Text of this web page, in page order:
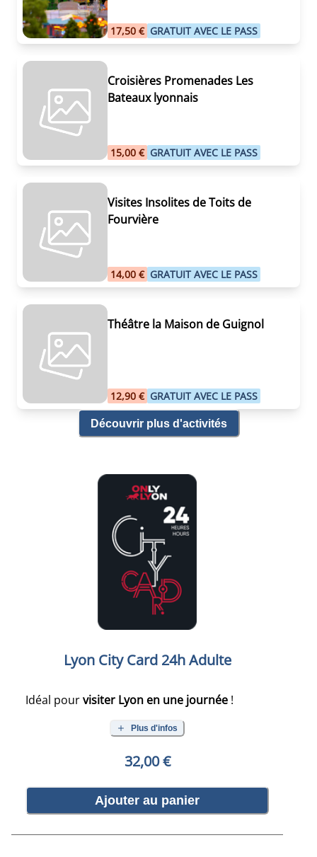
17,50 € GRATUIT AVEC LE PASS
Croisières Promenades Les
Bateaux lyonnais
15,00 € GRATUIT AVEC LE PASS
Visites Insolites de Toits de
Fourvière
14,00 € GRATUIT AVEC LE PASS
Théâtre la Maison de Guignol
12,90 € GRATUIT AVEC LE PASS
Découvrir plus d'activités
Lyon City Card 24h Adulte
Idéal pourvisiter Lyon en une journée !
Plus d'infos
32,00 €
Ajouter au panier